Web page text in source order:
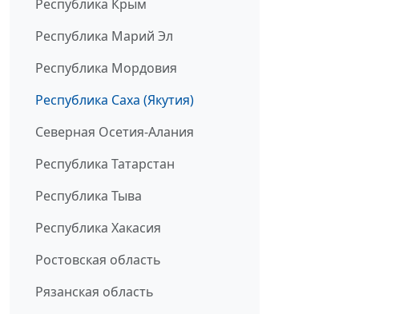
Республика Крым
Республика Марий Эл
Республика Мордовия
Республика Саха (Якутия)
Северная Осетия-Алания
Республика Татарстан
Республика Тыва
Республика Хакасия
Ростовская область
Рязанская область